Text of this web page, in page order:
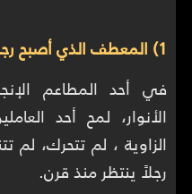
1) المعطف الذي أصبح رجلاً بلا وجه
في أحد المطاعم
الأنوار، لمح أحد
الزاوية ، لم تتحرك،
رجلاً ينتظر منذ قرن.